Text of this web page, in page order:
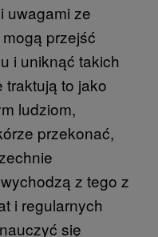
uwagami ze
przejść
i uniknąć takich
traktują to jako
ludziom,
przekonać,
z tego z
i regularnych
się